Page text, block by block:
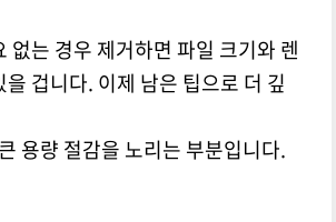
는 경우 제거하면 파일 크기와 렌
겁니다. 이제 남은 팁으로 더 깊
용량 절감을 노리는 부분입니다.